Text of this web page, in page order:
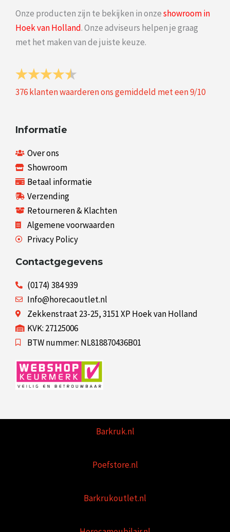
Onze producten zijn te bekijken in onzeshowroom in
Hoek van Holland. Onze adviseurs helpen je graag
met het maken van de juiste keuze.
376klanten waarderen ons gemiddeld met een9/10
Informatie
Over ons
Showroom
Betaal informatie
Verzending
Retourneren & Klachten
Algemene voorwaarden
Privacy Policy
Contactgegevens
(0174) 384 939
Info@horecaoutlet.nl
Zekkenstraat 23-25, 3151 XP Hoek van Holland
KVK: 27125006
BTW nummer: NL818870436B01
Barkruk.nl
Poefstore.nl
Barkrukoutlet.nl